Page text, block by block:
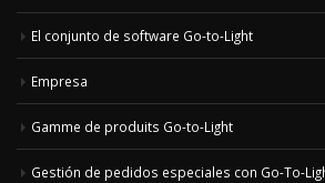
El conjunto de software Go-to-Light
Empresa
Gamme de produits Go-to-Light
Gestión de pedidos especiales con Go-To-